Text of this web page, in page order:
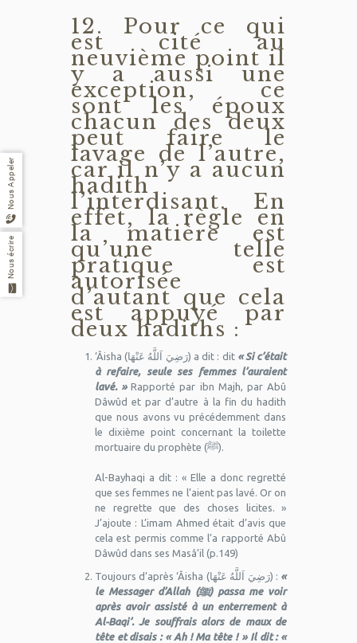
12. Pour ce qui
est cité au
neuvième point il
y a aussi une
exception, ce
sont les époux
chacun des deux
peut faire le
lavage de l’autre,
car il n’y a aucun
hadith
l’interdisant. En
effet, la règle en
la matière est
qu’une telle
pratique est
autorisée
d’autant que cela
est appuyé par
deux hadiths :
‘Âisha (رَضِيَ اَللَّهُ عَنْهَا) a dit : dit « Si c’était
à refaire, seule ses femmes l’auraient
lavé. »Rapporté par ibn Majh, par Abû
Dâwûd et par d’autre à la fin du hadith
que nous avons vu précédemment dans
le dixième point concernant la toilette
mortuaire du prophète (ﷺ).
Al-Bayhaqi a dit : « Elle a donc regretté
que ses femmes ne l’aient pas lavé. Or on
ne regrette que des choses licites. »
J’ajoute : L’imam Ahmed était d’avis que
cela est permis comme l’a rapporté Abû
Dâwûd dans ses Masâ’il (p.149)
Toujours d’après ‘Âisha (رَضِيَ اَللَّهُ عَنْهَا) : «
le Messager d’Allah (ﷺ) passa me voir
après avoir assisté à un enterrement à
Al-Baqi’. Je souffrais alors de maux de
tête et disais : « Ah ! Ma tête ! » Il dit : «
Nous Appeler
Nous écrire